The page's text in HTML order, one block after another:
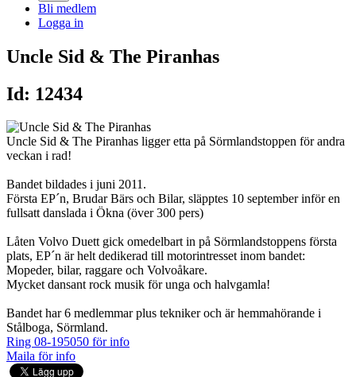
Bli medlem
Logga in
Uncle Sid & The Piranhas
Id: 12434
Uncle Sid & The Piranhas ligger etta på Sörmlandstoppen för andra
veckan i rad!
Bandet bildades i juni 2011.
Första EP´n, Brudar Bärs och Bilar, släpptes 10 september inför en
fullsatt danslada i Ökna (över 300 pers)
Låten Volvo Duett gick omedelbart in på Sörmlandstoppens första
plats, EP´n är helt dedikerad till motorintresset inom bandet:
Mopeder, bilar, raggare och Volvoåkare.
Mycket dansant rock musik för unga och halvgamla!
Bandet har 6 medlemmar plus tekniker och är hemmahörande i
Stålboga, Sörmland.
Ring 08-195050 för info
Maila för info